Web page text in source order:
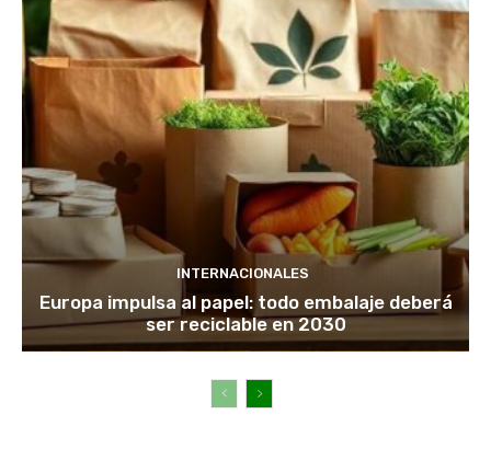
INTERNACIONALES
Europa impulsa al papel: todo embalaje deberá
ser reciclable en 2030